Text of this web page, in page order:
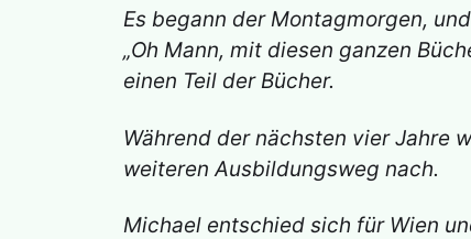
Es begann der Montagmorgen,
„Oh Mann, mit diesen ganzen
einen Teil der Bücher.
Während der nächsten vier Jahre
weiteren Ausbildungsweg nach.
Michael entschied sich für Wien